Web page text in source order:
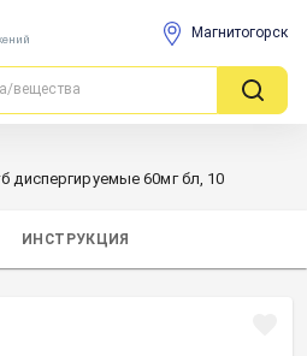
Магнитогорск
диспергируемые 60мг бл, 10
ИНСТРУКЦИЯ